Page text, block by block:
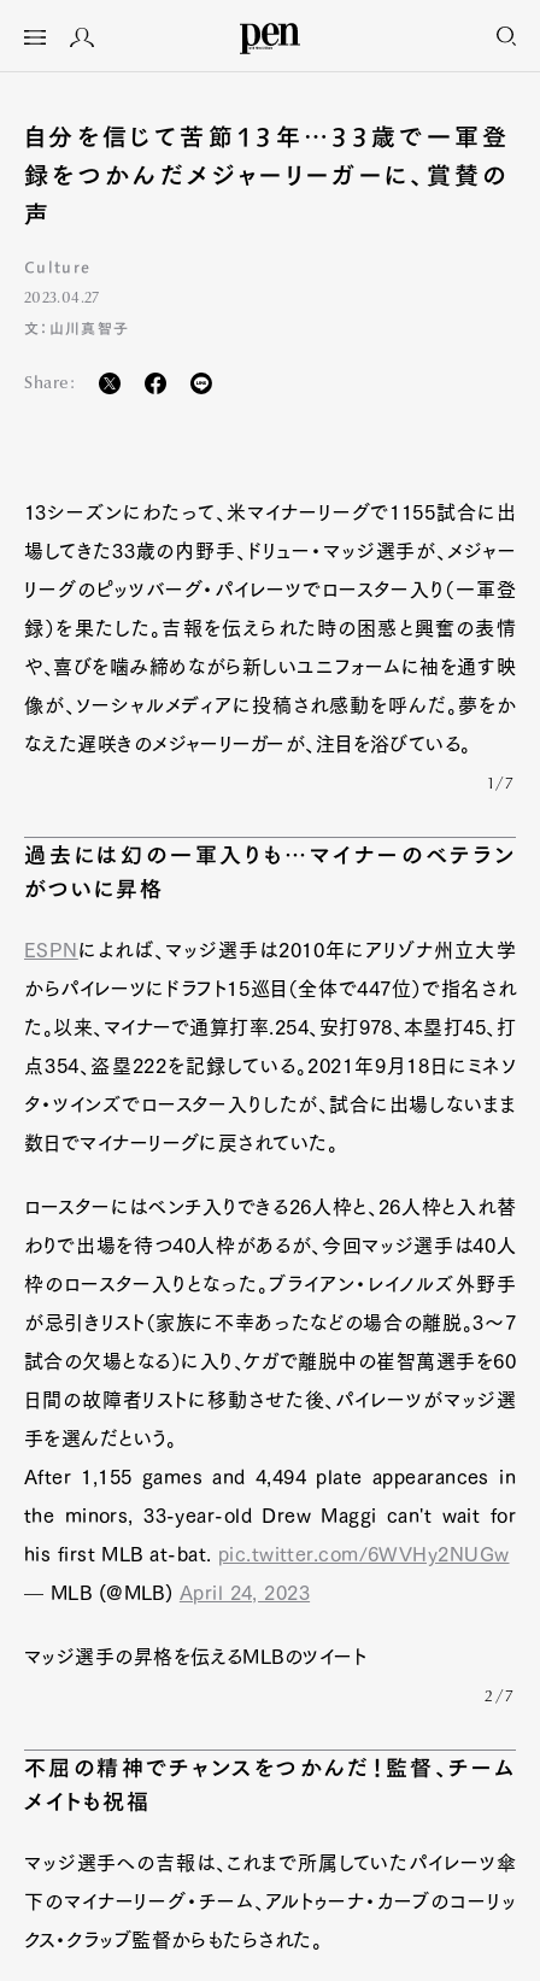
自分を信じて苦節13年…33歳で一軍登
録をつかんだメジャーリーガーに、賞賛の
声
Culture
2023.04.27
文：山川真智子
Share:
13シーズンにわたって、米マイナーリーグで1155試合に出
場してきた33歳の内野手、ドリュー・マッジ選手が、メジャー
リーグのピッツバーグ・パイレーツでロースター入り（一軍登
録）を果たした。吉報を伝えられた時の困惑と興奮の表情
や、喜びを噛み締めながら新しいユニフォームに袖を通す映
像が、ソーシャルメディアに投稿され感動を呼んだ。夢をか
なえた遅咲きのメジャーリーガーが、注目を浴びている。
1/7
過去には幻の一軍入りも…マイナーのベテラン
がついに昇格
ESPN によれば、マッジ選手は2010年にアリゾナ州立大学
からパイレーツにドラフト15巡目（全体で447位）で指名され
た。以来、マイナーで通算打率.254、安打978、本塁打45、打
点354、盗塁222を記録している。2021年9月18日にミネソ
タ・ツインズでロースター入りしたが、試合に出場しないまま
数日でマイナーリーグに戻されていた。
ロースターにはベンチ入りできる26人枠と、26人枠と入れ替
わりで出場を待つ40人枠があるが、今回マッジ選手は40人
枠のロースター入りとなった。ブライアン・レイノルズ外野手
が忌引きリスト（家族に不幸あったなどの場合の離脱。3～7
試合の欠場となる）に入り、ケガで離脱中の崔智萬選手を60
日間の故障者リストに移動させた後、パイレーツがマッジ選
手を選んだという。
After 1,155 games and 4,494 plate appearances in
the minors, 33-year-old Drew Maggi can't wait for
his first MLB at-bat. pic.twitter.com/6WVHy2NUGw
— MLB (@MLB) April 24, 2023
マッジ選手の昇格を伝えるMLBのツイート
2/7
不屈の精神でチャンスをつかんだ！監督、チーム
メイトも祝福
マッジ選手への吉報は、これまで所属していたパイレーツ傘
下のマイナーリーグ・チーム、アルトゥーナ・カーブのコーリッ
クス・クラッブ監督からもたらされた。